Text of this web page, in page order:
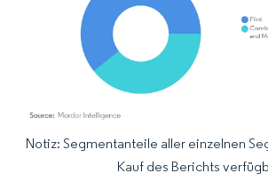
Bild © Mordor Intelligence. Wiederverwendung
Notiz: Segmentanteile aller einzelnen
Kauf des Berichts